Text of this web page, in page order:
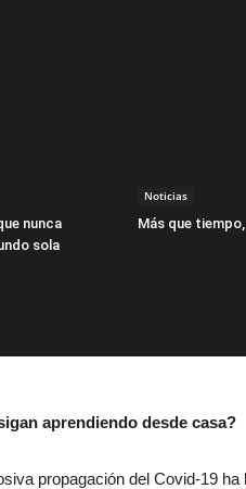
nunca
sola
Noticias
Más que
aprendiendo desde casa?
propagación del Covid-19 ha